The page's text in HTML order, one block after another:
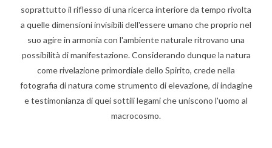
soprattutto il riflesso di una ricerca interiore da tempo rivolta
a quelle dimensioni invisibili dell'essere umano che proprio nel
suo agire in armonia con l'ambiente naturale ritrovano una
possibilità di manifestazione. Considerando dunque la natura
come rivelazione primordiale dello Spirito, crede nella
fotografia di natura come strumento di elevazione, di indagine
e testimonianza di quei sottili legami che uniscono l'uomo al
macrocosmo.